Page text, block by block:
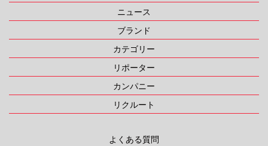
ニュース
ブランド
カテゴリー
リポーター
カンパニー
リクルート
よくある質問